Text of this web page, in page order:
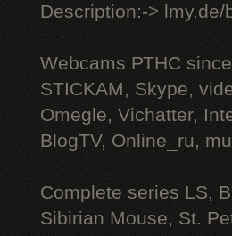
Description:-> lmy.de/
Webcams РТНС
STICKAM, Skype,
Omegle, Vichatter,
BlogTV, Online_ru,
Complete series LS,
Sibirian Mouse, St.